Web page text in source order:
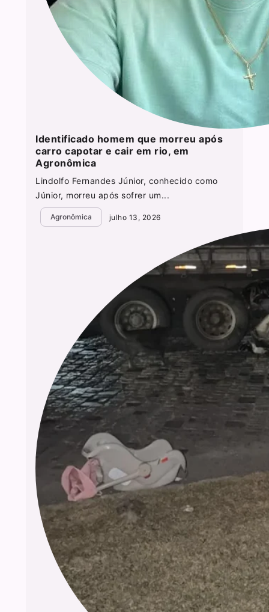
Identificado homem que morreu após
carro capotar e cair em rio, em
Agronômica
Lindolfo Fernandes Júnior, conhecido como
Júnior, morreu após sofrer um...
Agronômica julho 13, 2026